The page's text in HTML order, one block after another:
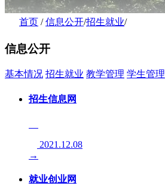
首页 / 信息公开/招生就业/
信息公开
基本情况 招生就业 教学管理 学生管理
招生信息网
2021.12.08
→
就业创业网